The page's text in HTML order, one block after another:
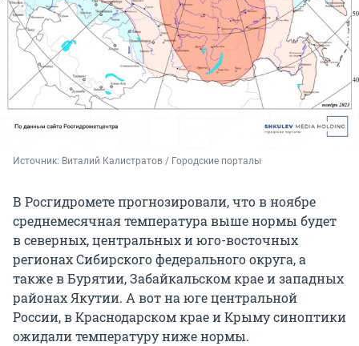
Источник: Виталий Калистратов / Городские порталы
В Росгидромете прогнозировали, что в ноябре
среднемесячная температура выше нормы будет
в северных, центральных и юго-восточных
регионах Сибирского федерального округа, а
также в Бурятии, Забайкальском крае и западных
районах Якутии. А вот на юге центральной
России, в Краснодарском крае и Крыму синоптики
ожидали температуру ниже нормы.